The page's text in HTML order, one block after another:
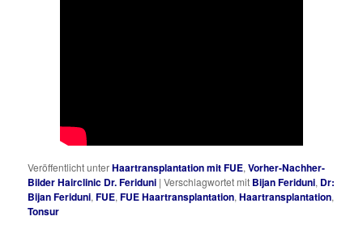
Veröffentlicht unterHaartransplantation mit FUE,Vorher-Nachher-
Bilder Hairclinic Dr. Feriduni |Verschlagwortet mit Bijan Feriduni, Dr:
Bijan Feriduni,FUE,FUE Haartransplantation,Haartransplantation,
Tonsur